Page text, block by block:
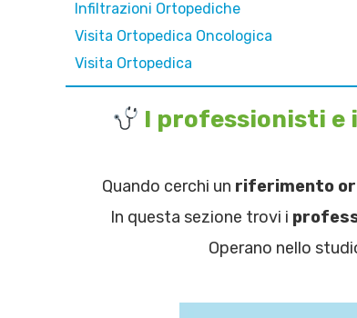
Infiltrazioni Ortopediche
Visita Ortopedica Oncologica
Visita Ortopedica
I professionisti e
Quando cerchi un riferimento
In questa sezione trovi i
Operano nello